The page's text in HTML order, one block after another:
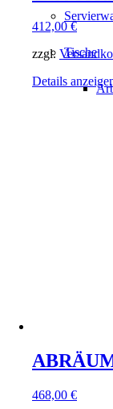
Tische
412,00€
zzgl.
Details
468,00 €